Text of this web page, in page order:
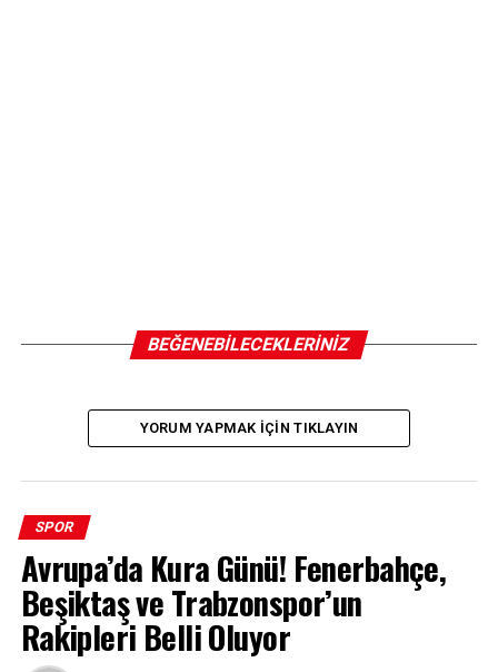
BEĞENEBILECEKLERINIZ
YORUM YAPMAK IÇIN TIKLAYIN
SPOR
Avrupa’da Kura Günü! Fenerbahçe,
Beşiktaş ve Trabzonspor’un
Rakipleri Belli Oluyor